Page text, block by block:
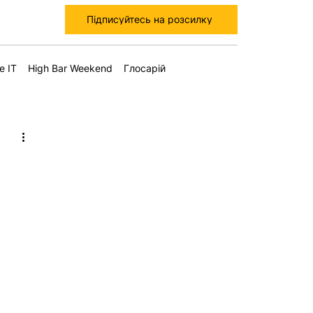
Підписуйтесь на розсилку
IT High Bar Weekend Глосарій